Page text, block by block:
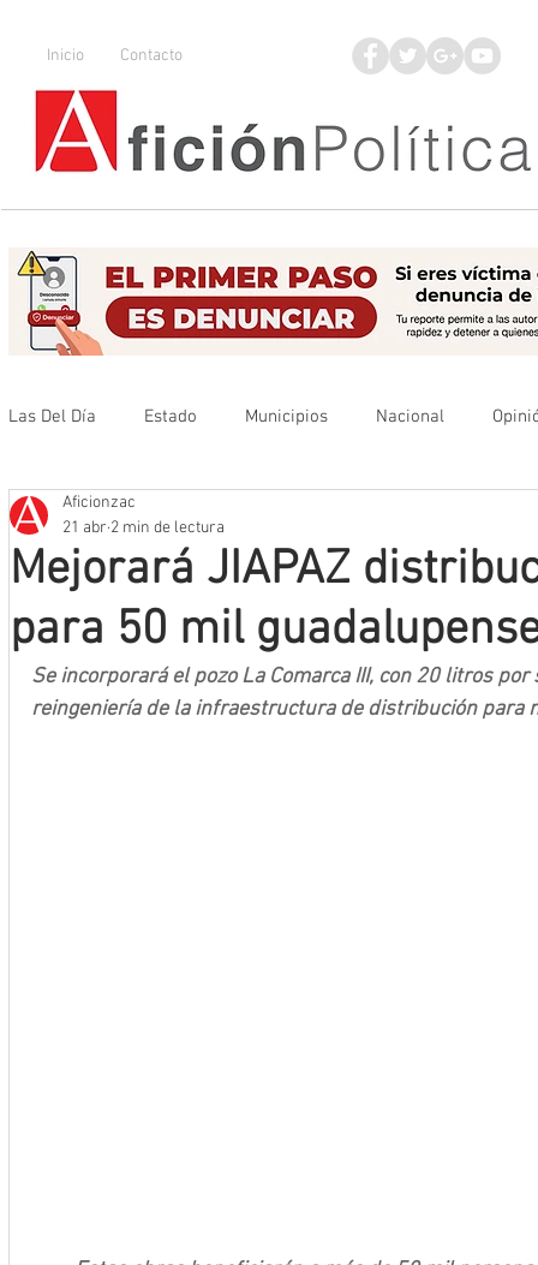
Inicio Contacto
Las Del Día Estado Municipios Nacional
Que no se olvide
Mineros LNBP
Mejorará JIAPAZ
para 50 mil
Aficionzac
21 abr 2 min de lectura
Se incorporará el pozo La Comarca III, con 20 litros
reingeniería de la infraestructura de distribución para